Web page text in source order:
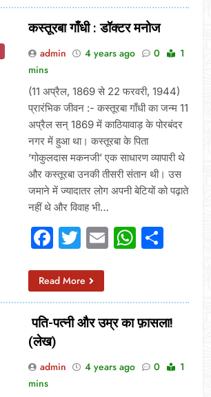
कस्तूरबा गाँधी : डॉक्टर मनोज
admin 4 years ago 0
1
mins
(11 अप्रैल, 1869 से 22 फरवरी, 1944)
प्रारंभिक जीवन :- कस्तूरबा गाँधी का जन्म 11
अप्रैल सन् 1869 में काठियावाड़ के पोरबंदर
नगर में हुआ था। कस्तूरबा के पिता
‘गोकुलदास मकनजी’ एक साधारण व्यापारी थे
और कस्तूरबा उनकी तीसरी संतान थी। उस
जमाने में ज्यादातर लोग अपनी बेटियों को पढ़ाते
नहीं थे और विवाह भी…
Facebook
Twitter
Email
Read More
पति-पत्नी और उम्र का फ़ासला!
(लेख)
admin 4 years ago 0
1
mins